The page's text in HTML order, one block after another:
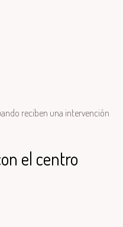
reciben una intervención
el centro